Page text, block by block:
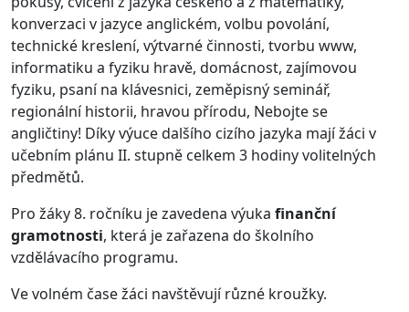
konverzaci v jazyce anglickém, volbu povolání,
technické kreslení, výtvarné činnosti, tvorbu www,
informatiku a fyziku hravě, domácnost, zajímovou
fyziku, psaní na klávesnici, zeměpisný seminář,
regionální historii, hravou přírodu, Nebojte se
angličtiny! Díky výuce dalšího cizího jazyka mají žáci v
učebním plánu II. stupně celkem 3 hodiny volitelných
předmětů.
Pro žáky 8. ročníku je zavedena výuka finanční
gramotnosti, která je zařazena do školního
vzdělávacího programu.
Ve volném čase žáci navštěvují různé kroužky.